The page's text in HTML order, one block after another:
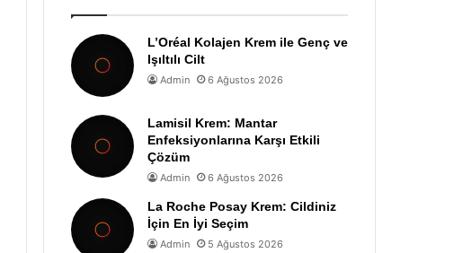
L’Oréal Kolajen Krem ile Genç ve
Işıltılı Cilt
Admin 6 Ağustos 2026
Lamisil Krem: Mantar
Enfeksiyonlarına Karşı Etkili
Çözüm
Admin 6 Ağustos 2026
La Roche Posay Krem: Cildiniz
İçin En İyi Seçim
Admin 5 Ağustos 2026